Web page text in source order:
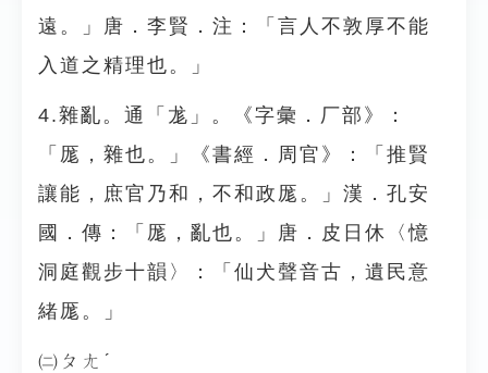
遠。」唐．李賢．注：「言人不敦厚不能
入道之精理也。」
4.雜亂。通「尨」。《字彙．厂部》：
「厖，雜也。」《書經．周官》：「推賢
讓能，庶官乃和，不和政厖。」漢．孔安
國．傳：「厖，亂也。」唐．皮日休〈憶
洞庭觀步十韻〉：「仙犬聲音古，遺民意
緒厖。」
㈡ㄆㄤˊ